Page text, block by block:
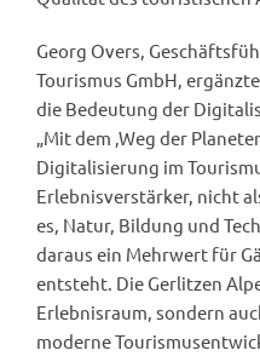
Georg Overs,
Tourismus GmbH,
die Bedeutung der
„Mit dem ‚Weg der
Digitalisierung im
Erlebnisverstärker, nicht
es, Natur, Bildung und
daraus ein Mehrwert für
entsteht. Die Gerlitzen
Erlebnisraum, sondern
moderne